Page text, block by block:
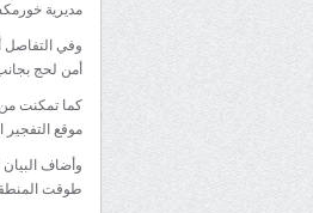
مديرية
وفي التفاصل
أمن لحج
كما تمكنت من
موقع
وأضاف
طوقت المنطقة